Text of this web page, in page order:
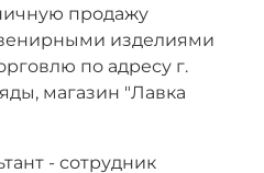
продажу
изделиями
по адресу г.
магазин "Лавка
- сотрудник